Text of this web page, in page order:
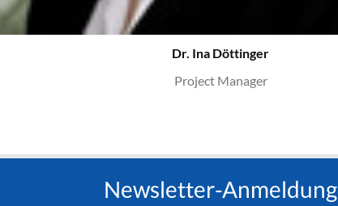
Dr. Ina Döttinger
Project Manager
Newsletter-Anmeldung